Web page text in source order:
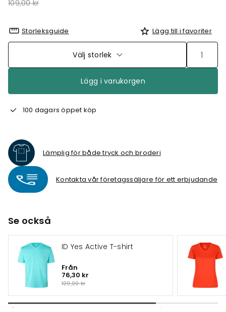
Pris nedsatt från
109,00 krtill
Storleksguide Lägg till i favoriter
Välj storlek
Lägg i varukorgen
100 dagars öppet köp
Lämplig för både tryck och broderi
Kontakta vår företagssäljare för ett erbjudande
Se också
ID Yes Active T-shirt
Från
76,30 kr
109,00 kr